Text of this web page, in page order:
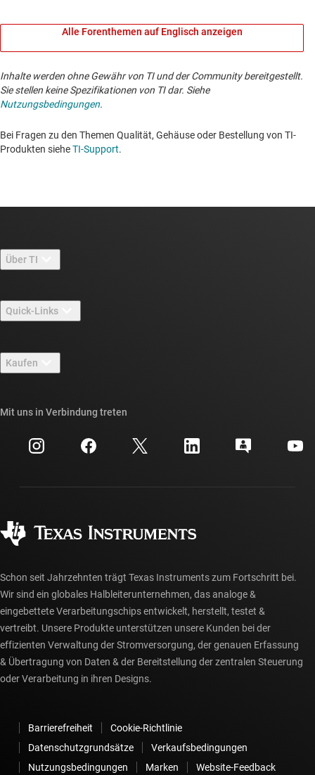
Alle Forenthemen auf Englisch anzeigen
Inhalte werden ohne Gewähr von TI und der Community bereitgestellt.
Sie stellen keine Spezifikationen von TI dar. Siehe
Nutzungsbedingungen.
Bei Fragen zu den Themen Qualität, Gehäuse oder Bestellung von TI-
Produkten sieheTI-Support. ​​​​​​​​​​​​​​
Über TI
Stellenangebote
Newsroom
Veranstaltungen
Investorenbeziehungen
Quick-Links
TI E2E™-Design-Support-Foren
Querverweis-Suche
Kundensupportzentrum
myTI-Konto FAQs
Kaufen
Häufig gestellte Fragen zu Bestellungen
Mit uns in Verbindung treten
Schon seit Jahrzehnten trägt Texas Instruments zum Fortschritt bei.
Wir sind ein globales Halbleiterunternehmen, das analoge &
eingebettete Verarbeitungschips entwickelt, herstellt, testet &
vertreibt. Unsere Produkte unterstützen unsere Kunden bei der
effizienten Verwaltung der Stromversorgung, der genauen Erfassung
& Übertragung von Daten & der Bereitstellung der zentralen Steuerung
oder Verarbeitung in ihren Designs.
Barrierefreiheit
Cookie-Richtlinie
Datenschutzgrundsätze
Verkaufsbedingungen
Nutzungsbedingungen
Marken Website-Feedback